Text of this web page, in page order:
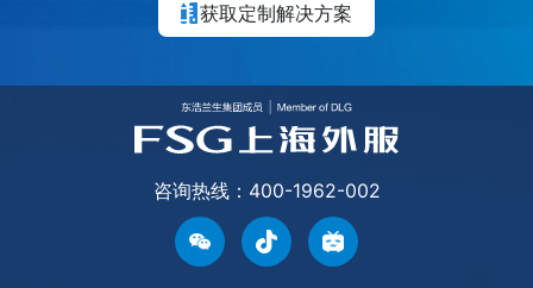
获取定制解决方案
咨询热线：400-1962-002